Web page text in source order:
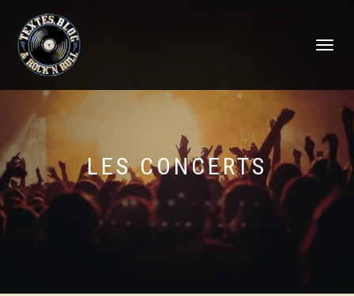
DÉPLIER
LES CONCERTS